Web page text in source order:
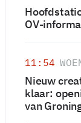
OV-
11:54
Nieuw
klaar:
van